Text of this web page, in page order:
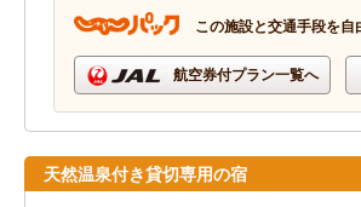
この施設と交通手段を
航空券付プラン一覧へ
天然温泉付き貸切専用の宿